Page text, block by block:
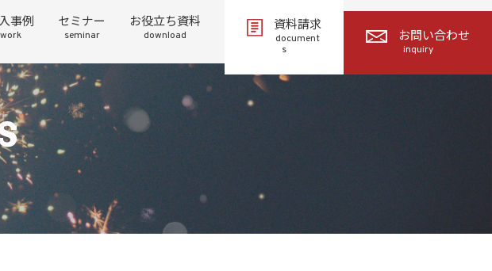
事例
work
セミナー
seminar
お役立ち資料
download
資料請求
document
s
お問い合わせ
inquiry